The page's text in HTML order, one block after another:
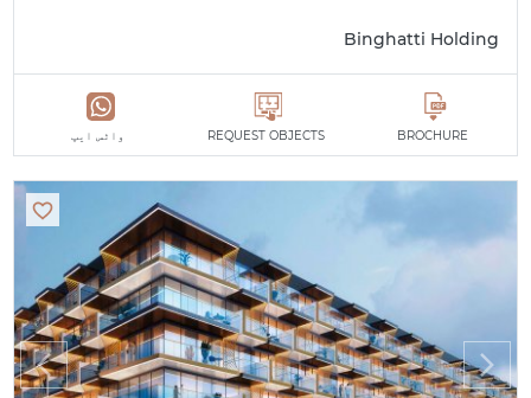
Binghatti Holding
BROCHURE
REQUEST OBJECTS واٹس ایپ